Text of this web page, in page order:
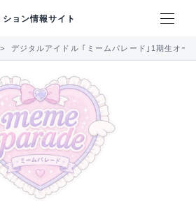
ョン情報サイト
デジタルアイドル ｢ミームパレード｣1期生オー